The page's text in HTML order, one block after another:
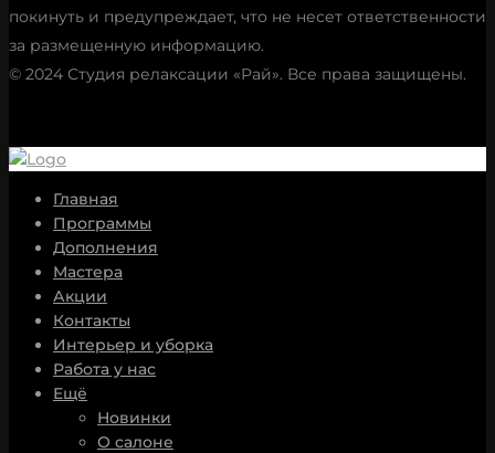
покинуть и предупреждает, что не несет ответственности
за размещенную информацию.
© 2024 Студия релаксации «Рай». Все права защищены.
Главная
Программы
Дополнения
Мастера
Акции
Контакты
Интерьер и уборка
Работа у нас
Ещё
Новинки
О салоне